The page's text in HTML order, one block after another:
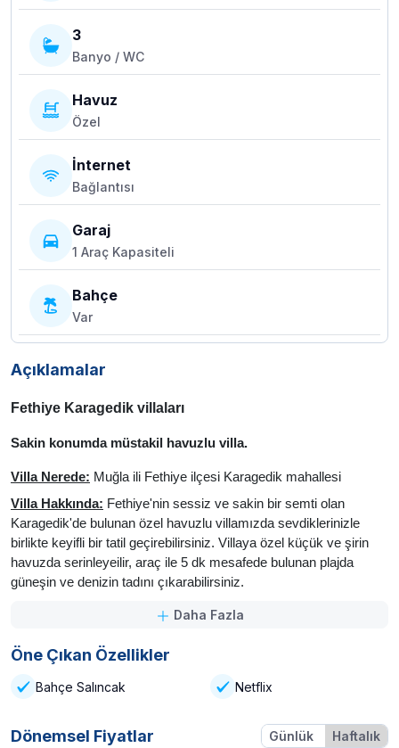
3
Banyo / WC
Havuz
Özel
İnternet
Bağlantısı
Garaj
1 Araç Kapasiteli
Bahçe
Var
Açıklamalar
Fethiye Karagedik villaları
Sakin konumda müstakil havuzlu villa.
Villa Nerede: Muğla ili Fethiye ilçesi Karagedik mahallesi
Villa Hakkında: Fethiye'nin sessiz ve sakin bir semti olan
Karagedik'de bulunan özel havuzlu villamızda sevdiklerinizle
birlikte keyifli bir tatil geçirebilirsiniz. Villaya özel küçük ve şirin
havuzda serinleyeilir, araç ile 5 dk mesafede bulunan plajda
güneşin ve denizin tadını çıkarabilirsiniz.
Villa Havuz:Villaya özel 2,5mx 5m x 1,45m boyutlarında .
Villa Eğlence-İnternet:
Villamızda İnternet ve Wi-fi
sağlayıcıları sebebiyle kesintiler yaşanabilmektedir.İnternet
kullanımı; E-postalar, sosyal medya, internet, haber, gazete
Daha Fazla
Öne Çıkan Özellikler
Bahçe Salıncak Netflix
Dönemsel Fiyatlar Günlük Haftalık